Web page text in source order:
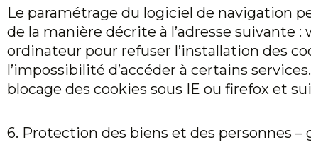
Le paramétrage du logiciel de navigation
de la manière décrite à l’adresse suivante
ordinateur pour refuser l’installation des
l’impossibilité d’accéder à certains
blocage des cookies sous IE ou firefox et
6. Protection des biens et des personnes –